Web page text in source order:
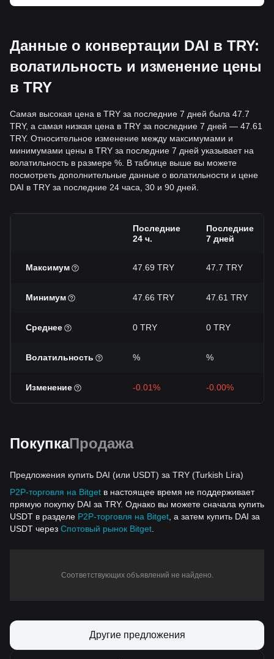
Данные о конвертации DAI в TRY:
волатильность и изменение цены
в TRY
Самая высокая цена в TRY за последние 7 дней была 47.7
TRY, а самая низкая цена в TRY за последние 7 дней — 47.61
TRY. Относительное изменение между максимумами и
минимумами цены в TRY за последние 7 дней указывает на
волатильность в размере %. В таблице выше вы можете
посмотреть дополнительные данные о волатильности и цене
DAI в TRY за последние 24 часа, 30 и 90 дней.
Последние
24 ч.
Последние
7 дней
Максимум 47.69 TRY 47.7 TRY
Минимум 47.66 TRY 47.61 TRY
Среднее 0 TRY 0 TRY
Волатильность % %
Изменение -0.01% -0.00%
ПокупкаПродажа
Предложения купить DAI (или USDT) за TRY (Turkish Lira)
P2P-торговля на Bitget в настоящее время не поддерживает
прямую покупку DAI за TRY. Однако вы можете сначала купить
USDT в разделе P2P-торговля на Bitget , а затем купить DAI за
USDT через Спотовый рынок Bitget
Соответствующих объявлений не найдено.
Другие предложения